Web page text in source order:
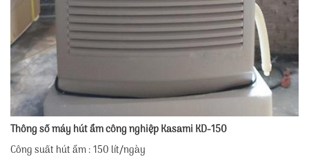
Thông số máy hút ẩm công nghiệp Kasami KD-150
Công suất hút ẩm : 150 lít/ngày